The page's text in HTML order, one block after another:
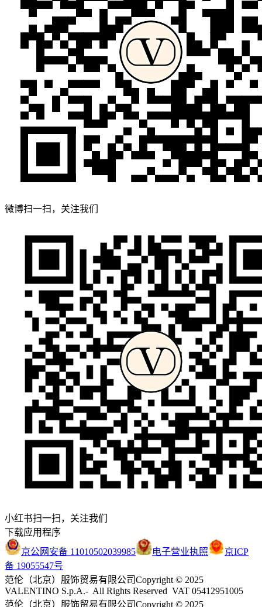
微博扫一扫，关注我们
小红书扫一扫，关注我们
下载应用程序
京公网安备 11010502039985
电子营业执照
京ICP
备 19055547号
范伦（北京）服饰贸易有限公司Copyright © 2025
VALENTINO S.p.A.- All Rights Reserved VAT 05412951005
范伦（北京）服饰贸易有限公司Copyright © 2025